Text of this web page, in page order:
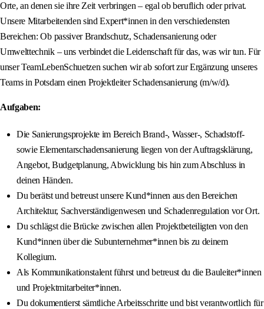
Orte, an denen sie ihre Zeit verbringen – egal ob beruflich oder privat.
Unsere Mitarbeitenden sind Expert*innen in den verschiedensten
Bereichen: Ob passiver Brandschutz, Schadensanierung oder
Umwelttechnik – uns verbindet die Leidenschaft für das, was wir tun. Für
unser TeamLebenSchuetzen suchen wir ab sofort zur Ergänzung unseres
Teams in Potsdam einen Projektleiter Schadensanierung (m/w/d).
Aufgaben:
Die Sanierungsprojekte im Bereich Brand-, Wasser-, Schadstoff-
sowie Elementarschadensanierung liegen von der Auftragsklärung,
Angebot, Budgetplanung, Abwicklung bis hin zum Abschluss in
deinen Händen.
Du berätst und betreust unsere Kund*innen aus den Bereichen
Architektur, Sachverständigenwesen und Schadenregulation vor Ort.
Du schlägst die Brücke zwischen allen Projektbeteiligten von den
Kund*innen über die Subunternehmer*innen bis zu deinem
Kollegium.
Als Kommunikationstalent führst und betreust du die Bauleiter*innen
und Projektmitarbeiter*innen.
Du dokumentierst sämtliche Arbeitsschritte und bist verantwortlich für